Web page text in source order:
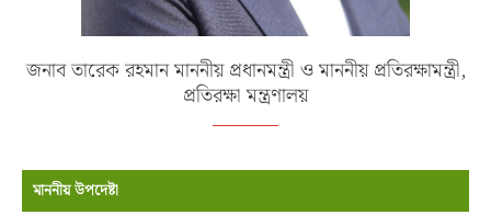
জনাব তারেক রহমান মাননীয় প্রধানমন্ত্রী ও মাননীয় প্রতিরক্ষামন্ত্রী,
প্রতিরক্ষা মন্ত্রণালয়
মাননীয় উপদেষ্টা